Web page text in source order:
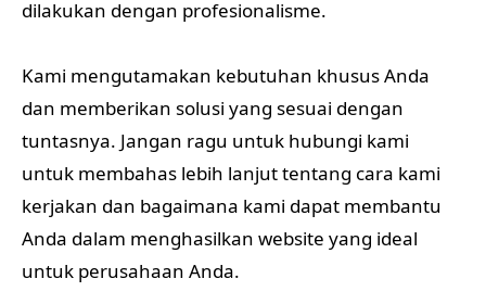
dilakukan dengan profesionalisme.
Kami mengutamakan kebutuhan khusus Anda
dan memberikan solusi yang sesuai dengan
tuntasnya. Jangan ragu untuk hubungi kami
untuk membahas lebih lanjut tentang cara kami
kerjakan dan bagaimana kami dapat membantu
Anda dalam menghasilkan website yang ideal
untuk perusahaan Anda.